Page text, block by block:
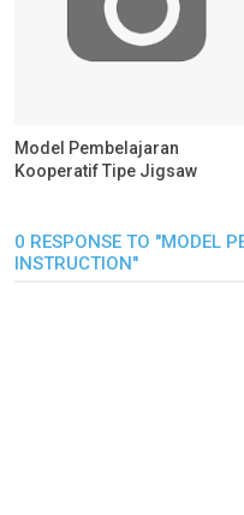
Model Pembelajaran
Kooperatif Tipe Jigsaw
0 RESPONSE TO "MODEL
INSTRUCTION"